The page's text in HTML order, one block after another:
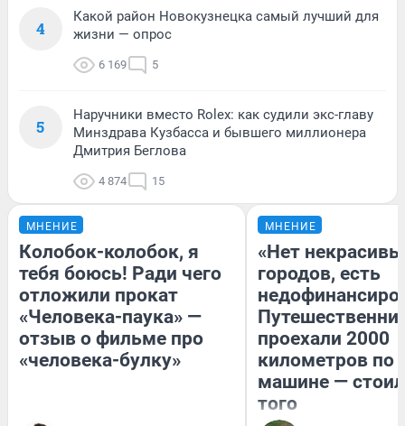
4
Какой район Новокузнецка самый лучший для
жизни — опрос
6 169 5
5
Наручники вместо Rolex: как судили экс-главу
Минздрава Кузбасса и бывшего миллионера
Дмитрия Беглова
4 874 15
МНЕНИЕ
Колобок-колобок, я
тебя боюсь! Ради чего
отложили прокат
«Человека-паука» —
отзыв о фильме про
«человека-булку»
МНЕНИЕ
«Нет
городов, есть
проехали 2000
километров по
машине —
того